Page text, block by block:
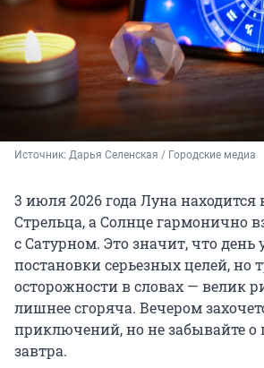
Источник: Дарья Селенская / Городские медиа
3 июля 2026 года Луна находится
Стрельца, а Солнце гармонично
с Сатурном. Это значит, что день
постановки серьезных целей, но
осторожности в словах — велик
лишнее сгоряча. Вечером
приключений, но не забывайте о
завтра.